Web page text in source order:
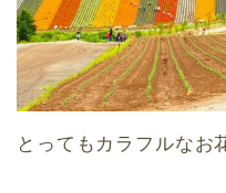
とってもカラフルなお